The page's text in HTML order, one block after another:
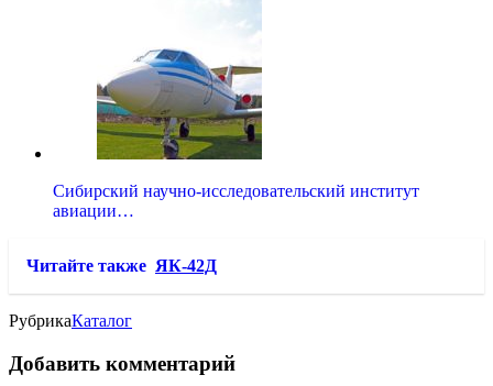
Сибирский научно-исследовательский институт
авиации…
Читайте также ЯК-42Д
РубрикаКаталог
Добавить комментарий